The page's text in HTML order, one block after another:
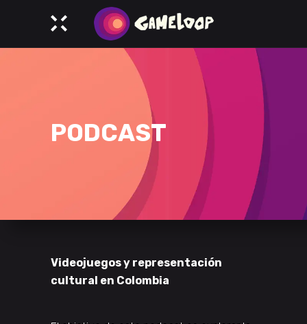
PODCAST
Videojuegos y representación
cultural en Colombia